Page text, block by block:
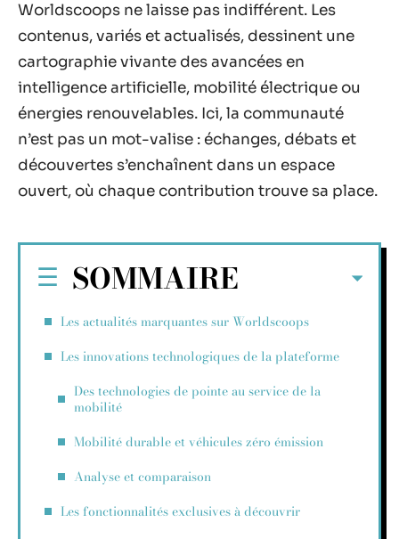
Worldscoops ne laisse pas indifférent. Les
contenus, variés et actualisés, dessinent une
cartographie vivante des avancées en
intelligence artificielle, mobilité électrique ou
énergies renouvelables. Ici, la communauté
n’est pas un mot-valise : échanges, débats et
découvertes s’enchaînent dans un espace
ouvert, où chaque contribution trouve sa place.
SOMMAIRE
Les actualités marquantes sur Worldscoops
Les innovations technologiques de la plateforme
Des technologies de pointe au service de la
mobilité
Mobilité durable et véhicules zéro émission
Analyse et comparaison
Les fonctionnalités exclusives à découvrir